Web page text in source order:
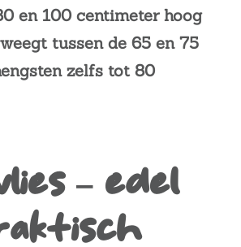
en 100 centimeter hoog
tussen de 65 en 75
zelfs tot 80
– edel